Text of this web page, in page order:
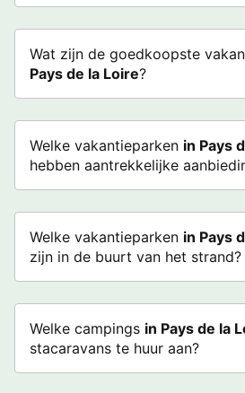
Wat zijn de goedkoopste
Pays de la Loire?
Welke vakantieparken in Pays
hebben aantrekkelijke
Welke vakantieparken in Pays
zijn in de buurt van het strand?
Welke campings in Pays de la
stacaravans te huur aan?